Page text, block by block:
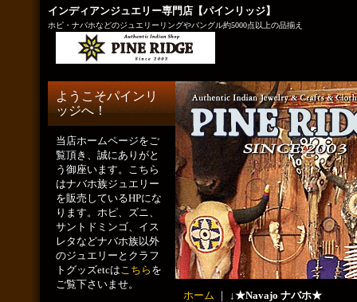
インディアンジュエリー専門店【パインリッジ】
ホピ・ナバホなどのジュエリーリングやバングル約5000点以上の品揃え
ようこそパインリ
ッジへ！
当店ホームページをご
覧頂き、誠にありがと
う御座います。こちら
はナバホ族ジュエリー
を販売しているHPにな
ります。ホピ、ズニ、
サントドミンゴ、イス
レタなどナバホ族以外
のジュエリーとクラフ
トグッズetcはこちら を
ご覧下さいませ。
ホーム ｜ ↓★Navajo ナバホ★